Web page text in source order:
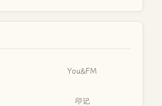
You&FM
印记